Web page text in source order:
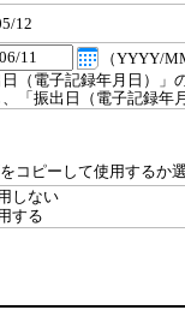
12
（YYYY/
日（電子記録年月日）
「振出日（電子記録年
コピーして使用するか
しない
する